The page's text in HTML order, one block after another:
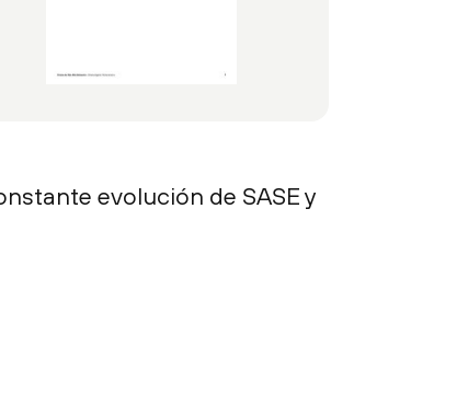
evolución de SASE y